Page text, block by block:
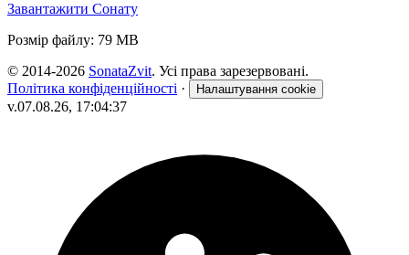
Завантажити Сонату
Розмір файлу: 79 MB
© 2014-2026 SonataZvit. Усі права зарезервовані.
Політика конфіденційності · Налаштування cookie
v.07.08.26, 17:04:37